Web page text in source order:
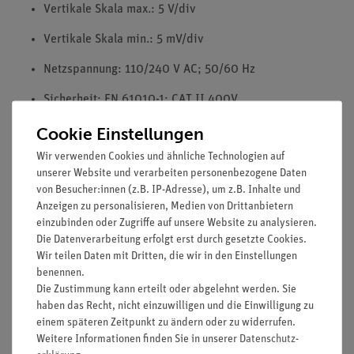
Vertikale Skala max.: 5 V/div
Vertikale Skala min.: 5 mV/div
Netzspannung: 110/240 V AC; 50/60 Hz
Sicherheit: EN 61010-1; CAT II 400V
Zubehör: USB-Kabel, Software-CD für Windows,
Netzkabel, Tastköpfe und Bedienungsanleitung
Media / Downloads
Cookie Einstellungen
Wir verwenden Cookies und ähnliche Technologien auf
unserer Website und verarbeiten personenbezogene Daten
von Besucher:innen (z.B. IP-Adresse), um z.B. Inhalte und
Anzeigen zu personalisieren, Medien von Drittanbietern
einzubinden oder Zugriffe auf unsere Website zu analysieren.
Die Datenverarbeitung erfolgt erst durch gesetzte Cookies.
Wir teilen Daten mit Dritten, die wir in den Einstellungen
benennen.
Die Zustimmung kann erteilt oder abgelehnt werden. Sie
haben das Recht, nicht einzuwilligen und die Einwilligung zu
einem späteren Zeitpunkt zu ändern oder zu widerrufen.
Weitere Informationen finden Sie in unserer Daten­schutz­